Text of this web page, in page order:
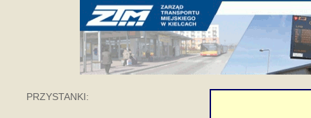
PRZYSTANKI: